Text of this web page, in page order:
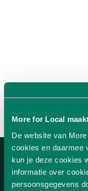
More for Local
De website van
cookies en daarmee
kun je deze cookies
informatie over
persoonsgegevens